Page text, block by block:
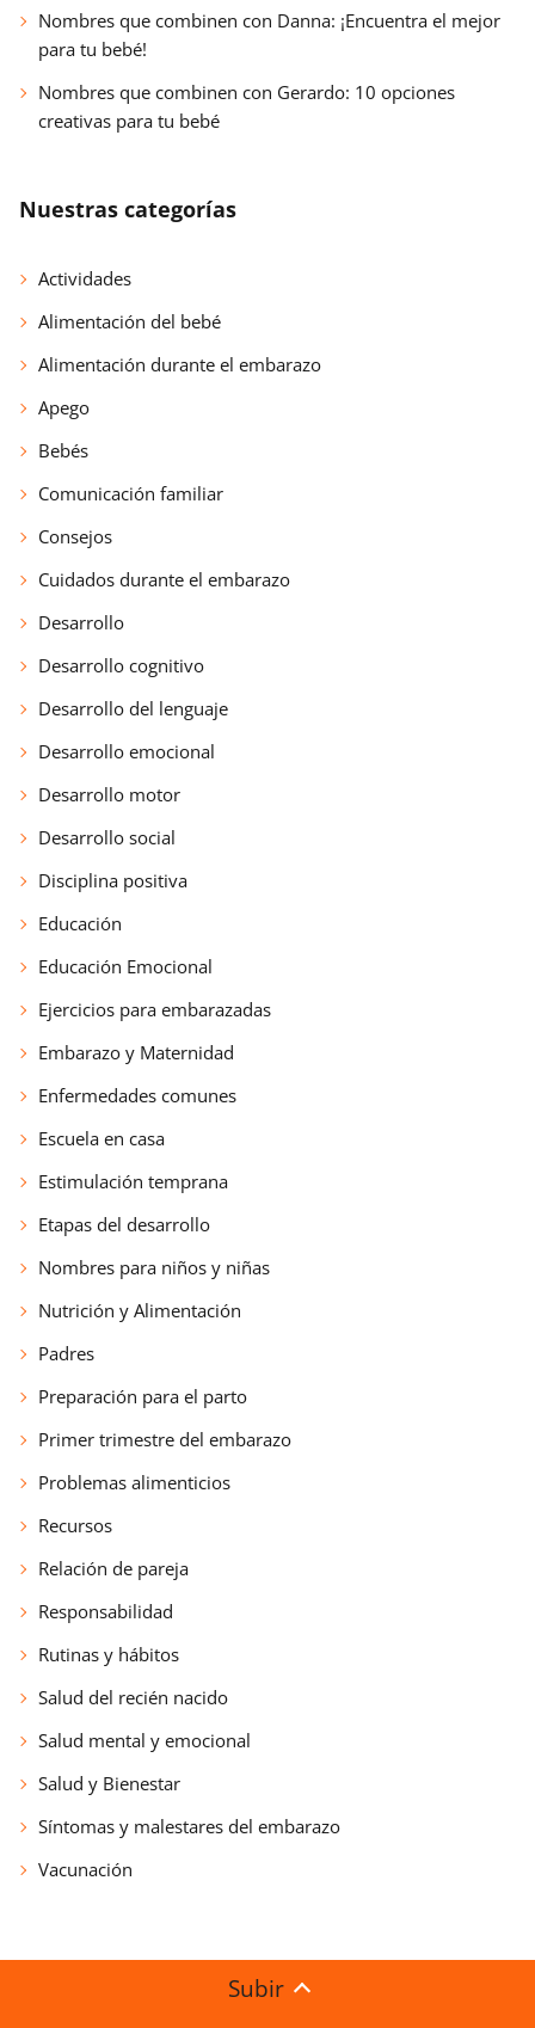
Nombres que combinen con Danna: ¡Encuentra el mejor
para tu bebé!
Nombres que combinen con Gerardo: 10 opciones
creativas para tu bebé
Nuestras categorías
Actividades
Alimentación del bebé
Alimentación durante el embarazo
Apego
Bebés
Comunicación familiar
Consejos
Cuidados durante el embarazo
Desarrollo
Desarrollo cognitivo
Desarrollo del lenguaje
Desarrollo emocional
Desarrollo motor
Desarrollo social
Disciplina positiva
Educación
Educación Emocional
Ejercicios para embarazadas
Embarazo y Maternidad
Enfermedades comunes
Escuela en casa
Estimulación temprana
Etapas del desarrollo
Nombres para niños y niñas
Nutrición y Alimentación
Padres
Preparación para el parto
Primer trimestre del embarazo
Problemas alimenticios
Recursos
Relación de pareja
Responsabilidad
Rutinas y hábitos
Salud del recién nacido
Salud mental y emocional
Salud y Bienestar
Síntomas y malestares del embarazo
Vacunación
Subir